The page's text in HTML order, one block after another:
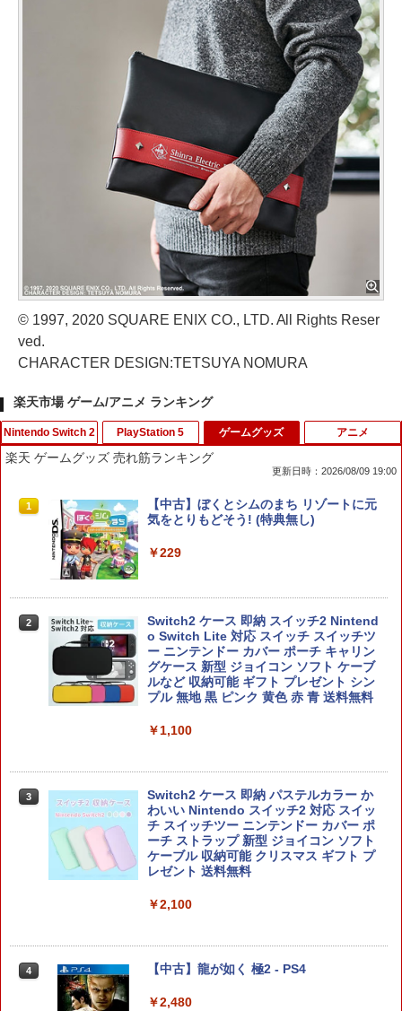
© 1997, 2020 SQUARE ENIX CO., LTD. All Rights Reser
ved.
CHARACTER DESIGN:TETSUYA NOMURA
楽天市場 ゲーム/アニメ ランキング
Nintendo Switch 2
1
【楽天ブックス限定特典】ドンキーコン
グ バナンザ(「スーパーマリオ」ステッ
2
[Switch 2] マリオテニス フィーバー
（ダウンロード版） ※6,400ポイント
までご利用可 ■
￥7,979
回外付特典】切り取れるクリアカード)
￥8,118
ダース】/ウツホ【レイダース】/マンタ
￥8,137
PlayStation 5
1
【中古】PS5ドラゴンクエストVII Rei
magined
￥4,518
2 がんばれゴエモン大集合！ PS5版
￥4,890
術士と白の守護者 〜レスレリアーナのア
トリエ〜 [PS5版][在庫品]
￥4,940
ック】 【日本語説明書付き】 Brook Wi
PS5 XBOX Elite コントローラー用 Swit
ch PC X-input 対応 正規輸入品
￥4,980
ゲームグッズ
楽天 ゲームグッズ 売れ筋ランキング
更新日時：2026/08/09 19:00
1
【中古】ぼくとシムのまち リゾートに元
気をとりもどそう! (特典無し)
￥229
2
Switch2 ケース 即納 スイッチ2 Nintend
o Switch Lite 対応 スイッチ スイッチツ
ー ニンテンドー カバー ポーチ キャリン
グケース 新型 ジョイコン ソフト ケーブ
ルなど 収納可能 ギフト プレゼント シン
プル 無地 黒 ピンク 黄色 赤 青 送料無料
￥1,100
3
Switch2 ケース 即納 パステルカラー か
わいい Nintendo スイッチ2 対応 スイッ
チ スイッチツー ニンテンドー カバー ポ
ーチ ストラップ 新型 ジョイコン ソフト
ケーブル 収納可能 クリスマス ギフト プ
レゼント 送料無料
￥2,100
4 【中古】龍が如く 極2 - PS4
￥2,480
アニメ